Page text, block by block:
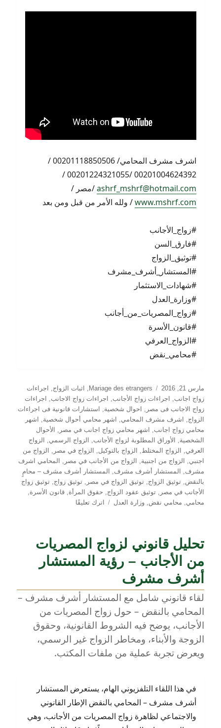
اشرف مشرف المحامي/ 00201118850506 /
00201004624392 /00201224321055 /
ashrf_mshrf@hotmail.com/مصر /
www.mshrf.com/ ولله الأمر من قبل ومن بعد
#زواج_الأجانب
#فارق_السن
#توثيق_الزواج
#المستشار_أشرف_مشرف
#شهادات_الاستثمار
#وزارة_العدل
#زواج_المصريات_من_أجانب
#قانون_الأسرة
#الزواج_العرفي
#محامي_نقض
نُشرت
في
مارس 21, 2016 التصنيفات
Mariage des etrangers
, اثبات الزواج,
اجراءات
زواج اجانب, اجراءات زواج الأجانب, اجراءات زواج الاجانب,
اجراءات
زواج الاجانب فى مصر , احوال شخصية,
استشارات قانونية فى اجراءات
الزواج, اشرف مشرف المحامي, اشهر محامي أحوال شخصية,
اشهر
محامي زواج اجانب, اشهر محامي زواج اجانب في مصر ,
الأحوال
الشخصية, الأوراق المطلوبة لزواج الأجانب, الزواج الرسمي,
الزواج
العرفي, الزواج المختلط, الزواج بالتوكيل, الزواج في مصر ,
الزواج من
اجنبي, الزواج من اجنبية, الزواج من الأجانب في مصر ,
المحامي اشرف
مشرف, المستشار أشرف مشرف,
المستشار أشرف مشرف – محامٍ
بالنقض,توثيق الزواج,توثيق الزواج في مصر ,توثيق زواج,توثيق زواج
الأجانب في مصر ,توثيق عقود الزواج, حقوق المرأة,قانون الأسرة,
محامي, محامي نقض,وزارة العدل اترك تعليقًا
زواج
الأجانب:
بين
وحماية
المرأة
المصرية
–
مع
المستشار
أشرف
تحليل قانوني لزواج المصريات
من الأجانب – رؤية المستشار
أشرف مشرف
لقاء قانوني شامل مع المستشار أشرف مشرف –
المحامي بالنقض – حول زواج المصريات من
الأجانب، يوضح فيه الشروط القانونية، وحقوق
الزوجة والأبناء، ومخاطر الزواج غير الرسمي،
ويعرض تجربة عملية من ملفات المكتب.
في هذا اللقاء التلفزيوني الهام، يستعرض المستشار
أشرف مشرف – المحامي بالنقض الإطار القانوني
والاجتماعي لظاهرة زواج المصريات من الأجانب، وهي